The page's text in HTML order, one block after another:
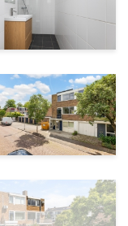
na een
in
wij je
bijdrage
je een